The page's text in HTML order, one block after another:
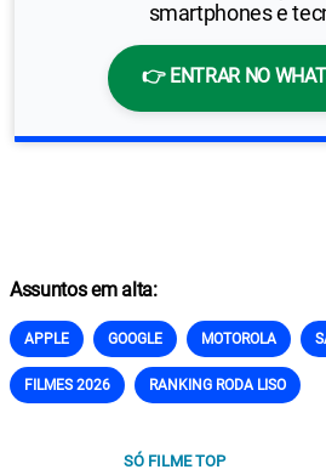
smartphones e
👉 ENTRAR NO
Assuntos em alta:
APPLE GOOGLE MOTOROLA
FILMES 2026 RANKING RODA LISO
SÓ FILME TOP